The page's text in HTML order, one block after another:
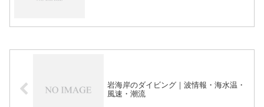
岩海岸のダイビング｜波情報・海水温・
風速・潮流